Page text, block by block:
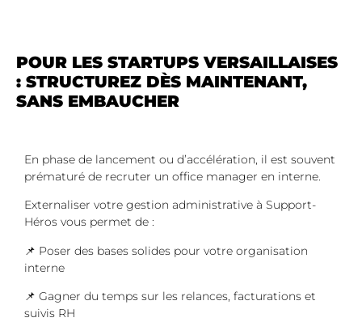
POUR LES STARTUPS VERSAILLAISES
: STRUCTUREZ DÈS MAINTENANT,
SANS EMBAUCHER
En phase de lancement ou d’accélération, il est souvent
prématuré de recruter un office manager en interne.
Externaliser votre gestion administrative à Support-
Héros vous permet de :
📌 Poser des bases solides pour votre organisation
interne
📌 Gagner du temps sur les relances, facturations et
suivis RH